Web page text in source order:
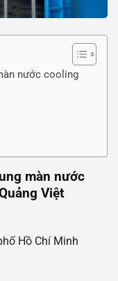
nước cooling
màn nước
Việt
Hồ Chí Minh